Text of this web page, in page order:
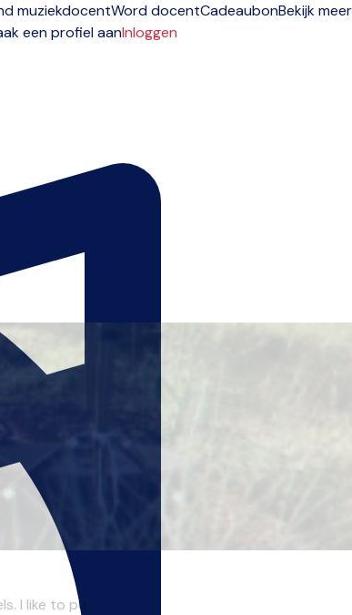
muziekdocentWord docentCadeaubonBekijk meer
een profiel aanInloggen
I like to pu...